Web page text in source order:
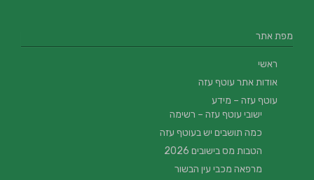
מפת אתר
ראשי
אודות אתר עוטף עזה
עוטף עזה – מידע
ישובי עוטף עזה – רשימה
כמה תושבים יש בעוטף עזה
הטבות מס בישובים 2026
מרפאה מכבי עין הבשור